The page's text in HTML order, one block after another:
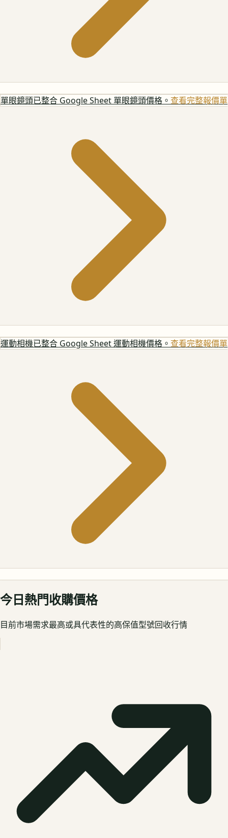
單眼鏡頭已整合 Google Sheet 單眼鏡頭價格。 查看完整報價單
運動相機已整合 Google Sheet 運動相機價格。 查看完整報價單
今日熱門收購價格
目前市場需求最高或具代表性的高保值型號回收行情